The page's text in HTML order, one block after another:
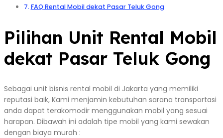
FAQ Rental Mobil dekat Pasar Teluk Gong
Pilihan Unit Rental Mobil
dekat Pasar Teluk Gong
Sebagai unit bisnis rental mobil di Jakarta yang memiliki
reputasi baik, Kami menjamin kebutuhan sarana transportasi
anda dapat terakomodir menggunakan mobil yang sesuai
harapan. Dibawah ini adalah tipe mobil yang kami sewakan
dengan biaya murah :